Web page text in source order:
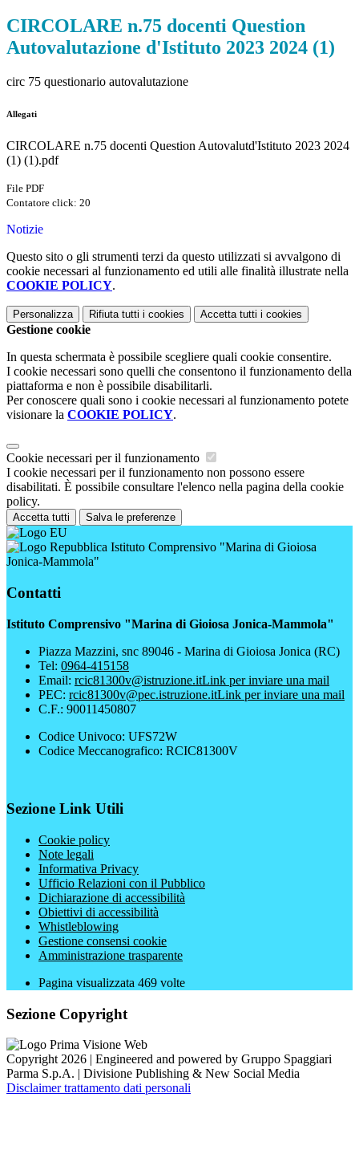
CIRCOLARE n.75 docenti Question
Autovalutazione d'Istituto 2023 2024 (1)
circ 75 questionario autovalutazione
Allegati
CIRCOLARE n.75 docenti Question Autovalutd'Istituto 2023 2024
(1) (1).pdf
File PDF
Contatore click: 20
Notizie
Questo sito o gli strumenti terzi da questo utilizzati si avvalgono di
cookie necessari al funzionamento ed utili alle finalità illustrate nella
COOKIE POLICY.
Personalizza Rifiuta tutti i cookies Accetta tutti i cookies
Gestione cookie
In questa schermata è possibile scegliere quali cookie consentire.
I cookie necessari sono quelli che consentono il funzionamento della
piattaforma e non è possibile disabilitarli.
Per conoscere quali sono i cookie necessari al funzionamento potete
visionare la COOKIE POLICY.
Cookie necessari per il funzionamento
I cookie necessari per il funzionamento non possono essere
disabilitati. È possibile consultare l'elenco nella pagina della cookie
policy.
Accetta tutti Salva le preferenze
Istituto Comprensivo "Marina di Gioiosa
Jonica-Mammola"
Contatti
Istituto Comprensivo "Marina di Gioiosa Jonica-Mammola"
Piazza Mazzini, snc 89046 - Marina di Gioiosa Jonica (RC)
Tel: 0964-415158
Email: rcic81300v@istruzione.itLink per inviare una mail
PEC: rcic81300v@pec.istruzione.itLink per inviare una mail
C.F.: 90011450807
Codice Univoco: UFS72W
Codice Meccanografico: RCIC81300V
Sezione Link Utili
Cookie policy
Note legali
Informativa Privacy
Ufficio Relazioni con il Pubblico
Dichiarazione di accessibilità
Obiettivi di accessibilità
Whistleblowing
Gestione consensi cookie
Amministrazione trasparente
Pagina visualizzata 469 volte
Sezione Copyright
Copyright 2026 | Engineered and powered by Gruppo Spaggiari
Parma S.p.A. | Divisione Publishing & New Social Media
Disclaimer trattamento dati personali